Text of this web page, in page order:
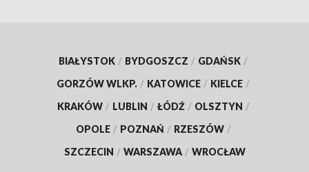
BIAŁYSTOK / BYDGOSZCZ / GDAŃSK /
GORZÓW WLKP. / KATOWICE / KIELCE /
KRAKÓW / LUBLIN / ŁÓDŹ / OLSZTYN /
OPOLE / POZNAŃ / RZESZÓW /
SZCZECIN / WARSZAWA / WROCŁAW